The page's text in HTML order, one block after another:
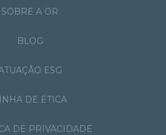
SOBRE A OR
BLOG
ESG
DE ÉTICA
DE PRIVACIDADE